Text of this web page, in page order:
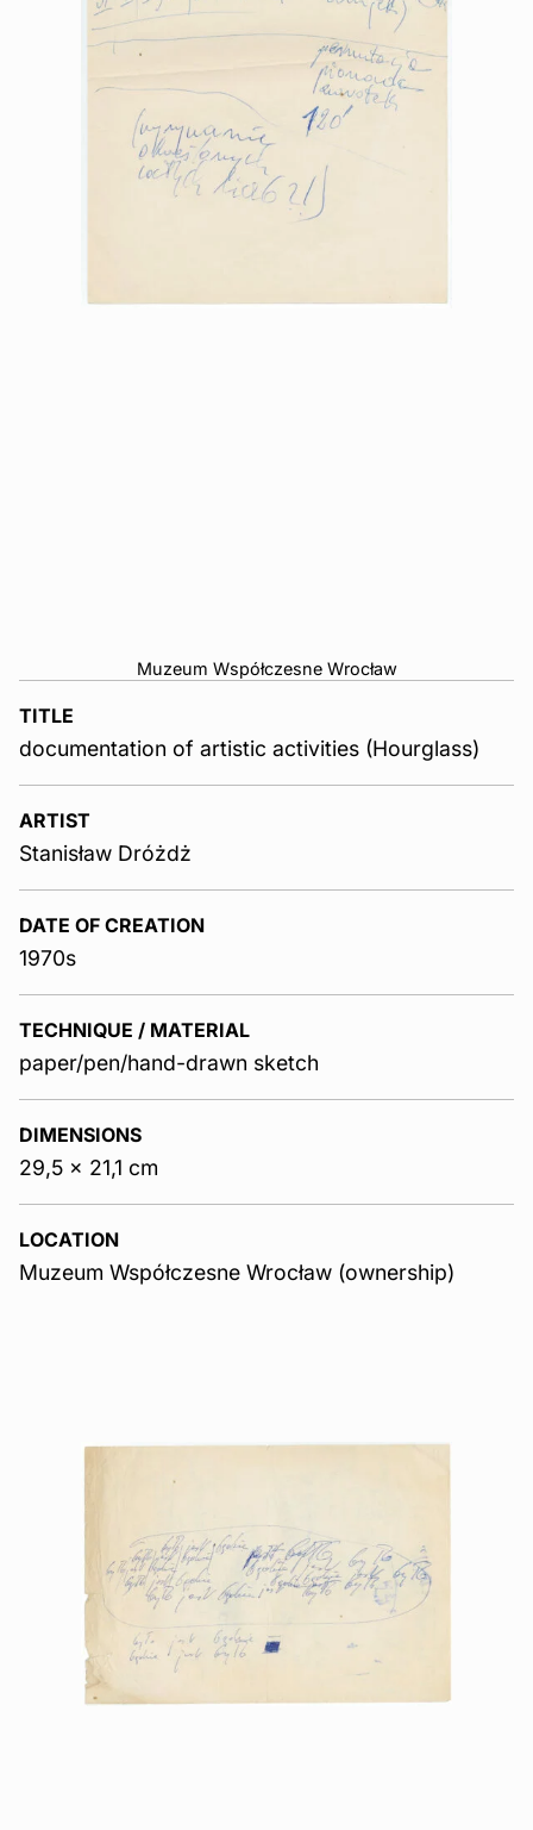
Muzeum Współczesne Wrocław
TITLE
documentation of artistic activities (Hourglass)
ARTIST
Stanisław Dróżdż
DATE OF CREATION
1970s
TECHNIQUE / MATERIAL
paper/pen/hand-drawn sketch
DIMENSIONS
29,5 x 21,1 cm
LOCATION
Muzeum Współczesne Wrocław (ownership)